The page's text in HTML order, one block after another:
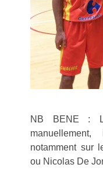
NB BENE :
notamment sur
ou Nicolas De